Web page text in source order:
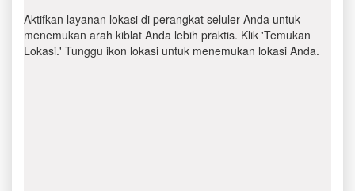
Aktifkan layanan lokasi di perangkat seluler Anda untuk
menemukan arah kiblat Anda lebih praktis. Klik 'Temukan
Lokasi.' Tunggu ikon lokasi untuk menemukan lokasi Anda.